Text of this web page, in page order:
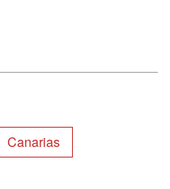
Canarias